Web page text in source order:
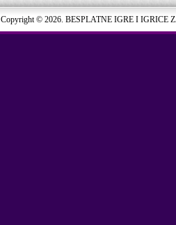
Copyright © 2026. BESPLATNE IGRE I IGRICE